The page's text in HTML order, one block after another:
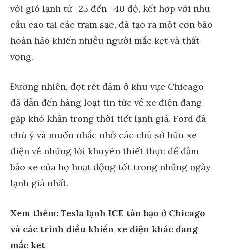
với gió lạnh từ -25 đến -40 độ, kết hợp với nhu
cầu cao tại các trạm sạc, đã tạo ra một cơn bão
hoàn hảo khiến nhiều người mắc kẹt và thất
vọng.
Đương nhiên, đợt rét đậm ở khu vực Chicago
đã dẫn đến hàng loạt tin tức về xe điện đang
gặp khó khăn trong thời tiết lạnh giá. Ford đã
chú ý và muốn nhắc nhở các chủ sở hữu xe
điện về những lời khuyên thiết thực để đảm
bảo xe của họ hoạt động tốt trong những ngày
lạnh giá nhất.
Xem thêm: Tesla lạnh ICE tàn bạo ở Chicago
và các trình điều khiển xe điện khác đang
mắc kẹt